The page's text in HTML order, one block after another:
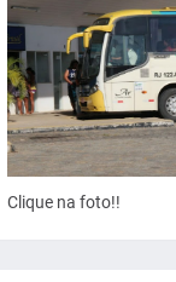
Clique na foto!!